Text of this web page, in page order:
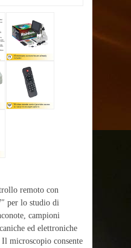
remoto con
per lo studio di
campioni
ed elettroniche
microscopio consente